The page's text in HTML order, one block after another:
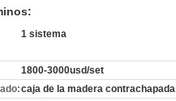
1 sistema
1800-3000usd/set
caja de la madera contrachapada